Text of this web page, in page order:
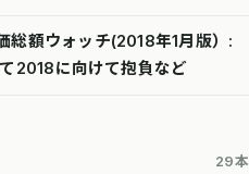
総額ウォッチ(2018年1月版）:
2018に向けて抱負など
29本